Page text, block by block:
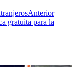
Anterior
gratuita para la